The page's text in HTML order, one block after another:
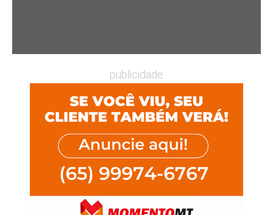
publicidade